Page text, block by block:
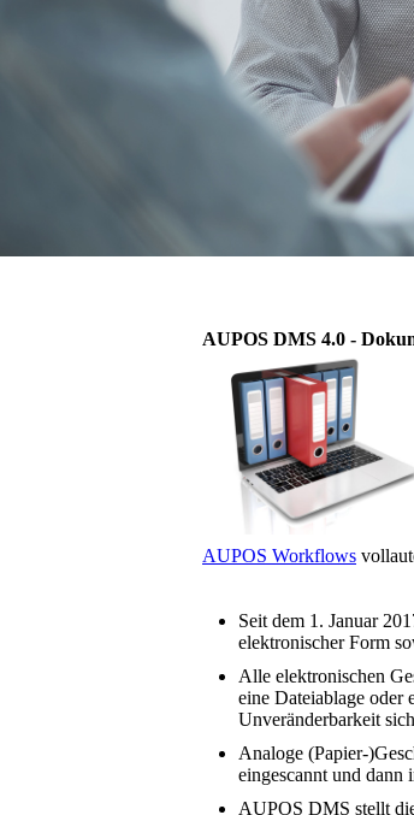
AUPOS DMS 4.0 -
AUPOS Workflows
Seit dem 1. Januar
elektronischer Form
Alle elektronischen
eine Dateiablage oder
Unveränderbarkeit
Analoge (Papier-
eingescannt und dann
AUPOS DMS stellt